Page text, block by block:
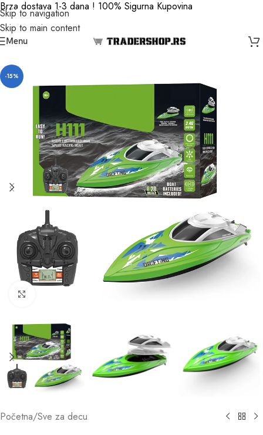
Skip to navigation
Skip to main content
Brza dostava 1-3 dana ! 100% Sigurna Kupovina
Menu
-15%
Početna/Sve za decu